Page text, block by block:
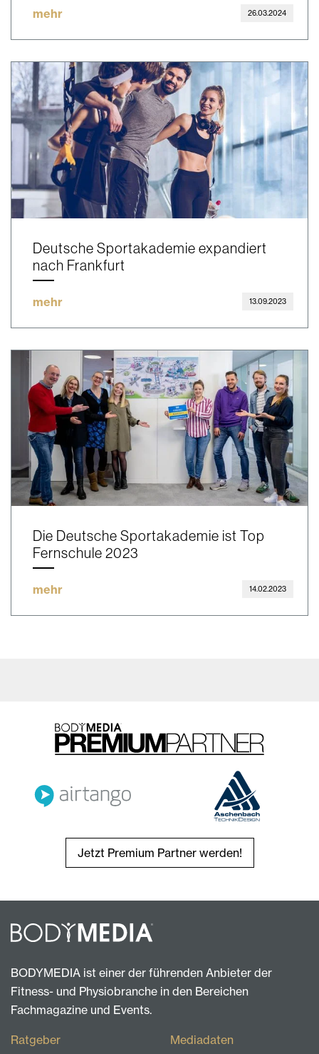
mehr 26.03.2024
Deutsche Sportakademie expandiert
nach Frankfurt
mehr 13.09.2023
Die Deutsche Sportakademie ist Top
Fernschule 2023
mehr 14.02.2023
Jetzt Premium Partner werden!
BODYMEDIA ist einer der führenden Anbieter der
Fitness- und Physiobranche in den Bereichen
Fachmagazine und Events.
Ratgeber Mediadaten